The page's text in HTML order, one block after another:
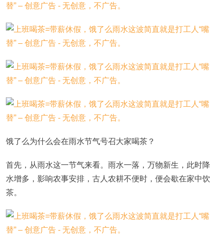
饿了么为什么会在雨水节气号召大家喝茶？
首先，从雨水这一节气来看。雨水一落，万物新生，此时降
水增多，影响农事安排，古人农耕不便时，便会歇在家中饮
茶。